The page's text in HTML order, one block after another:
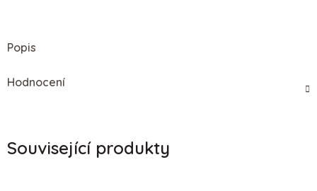
Popis
Hodnocení
Související produkty